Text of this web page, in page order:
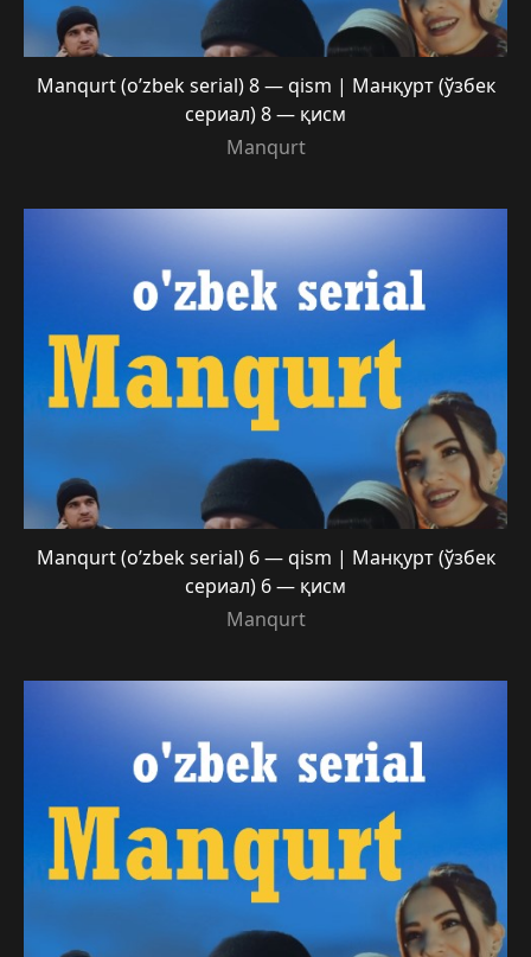
Manqurt (o’zbek serial) 8 — qism | Манқурт (ўзбек
сериал) 8 — қисм
Manqurt
Manqurt (o’zbek serial) 6 — qism | Манқурт (ўзбек
сериал) 6 — қисм
Manqurt